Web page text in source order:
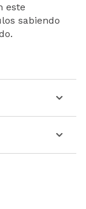
este
sabiendo